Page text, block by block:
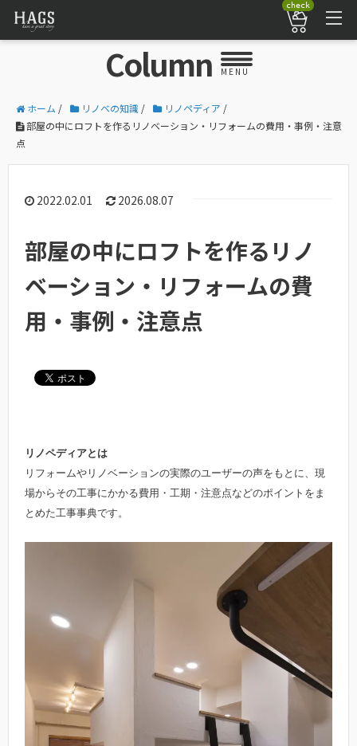
check
Column MENU
ホーム / リノベの知識 / リノペディア /
部屋の中にロフトを作るリノベーション・リフォームの費用・事例・注意
点
2022.02.01 2026.08.07
部屋の中にロフトを作るリノ
ベーション・リフォームの費
用・事例・注意点
リノペディアとは
リフォームやリノベーションの実際のユーザーの声をもとに、現
場からその工事にかかる費用・工期・注意点などのポイントをま
とめた工事事典です。